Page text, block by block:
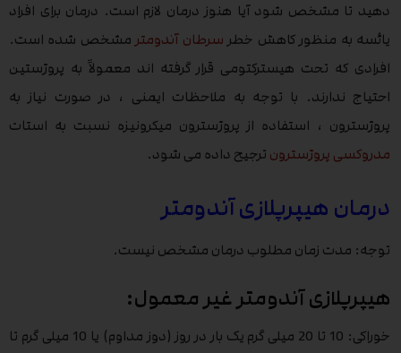
دهید تا مشخص شود آیا هنوز درمان لازم است. درمان برای افراد
یائسه به منظور کاهش خطر سرطان آندومتر مشخص شده است.
افرادی که تحت هیسترکتومی قرار گرفته اند معمولاً به پروژستین
احتیاج ندارند. با توجه به ملاحظات ایمنی ، در صورت نیاز به
پروژسترون ، استفاده از پروژسترون میکرونیزه نسبت به استات
مدروکسی پروژسترون ترجیح داده می شود.
درمان هیپرپلازی آندومتر
توجه: مدت زمان مطلوب درمان مشخص نیست.
هیپرپلازی آندومتر غیر معمول:
خوراکی: 10 تا 20 میلی گرم یک بار در روز (دوز مداوم) یا 10 میلی گرم تا